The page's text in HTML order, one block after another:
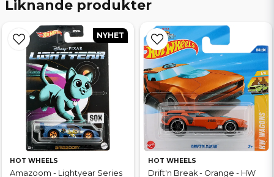
Liknande produkter
HOT WHEELS
Amazoom - Lightyear Series
NYHET
HOT WHEELS
Drift'n Break - Orange - HW